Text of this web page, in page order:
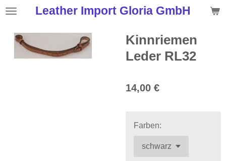
Zum
springen
Leather Import Gloria GmbH
Kinnriemen
Leder RL32
14,00 €
Farben: